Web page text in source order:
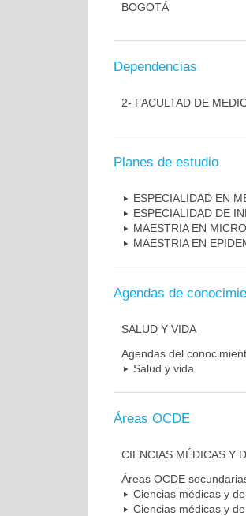
BOGOTÁ
Dependencias
2- FACULTAD DE
Planes de estudio
ESPECIALIDAD EN
ESPECIALIDAD DE
MAESTRIA EN
MAESTRIA EN
Agendas de
SALUD Y VIDA
Agendas del
Salud y vida
Áreas OCDE
CIENCIAS MÉDICAS Y
Áreas OCDE
Ciencias médicas y
Ciencias médicas y